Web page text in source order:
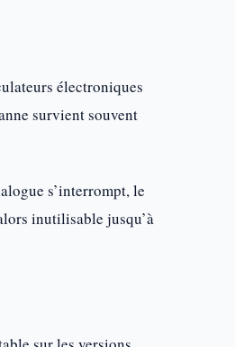
électroniques
survient souvent
s’interrompt, le
inutilisable jusqu’à